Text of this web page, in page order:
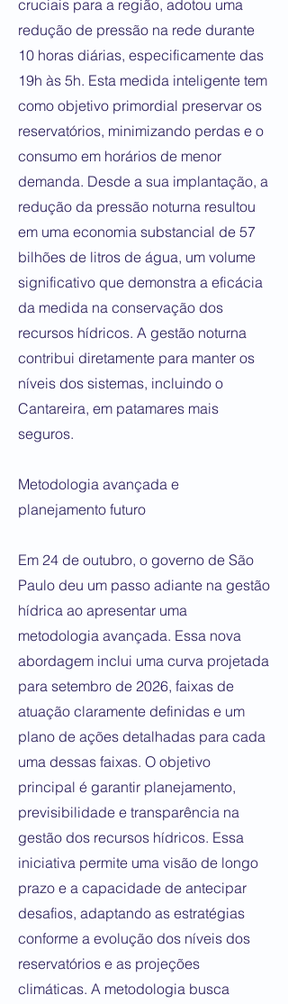
cruciais para a região, adotou uma
redução de pressão na rede durante
10 horas diárias, especificamente das
19h às 5h. Esta medida inteligente tem
como objetivo primordial preservar os
reservatórios, minimizando perdas e o
consumo em horários de menor
demanda. Desde a sua implantação, a
redução da pressão noturna resultou
em uma economia substancial de 57
bilhões de litros de água, um volume
significativo que demonstra a eficácia
da medida na conservação dos
recursos hídricos. A gestão noturna
contribui diretamente para manter os
níveis dos sistemas, incluindo o
Cantareira, em patamares mais
seguros.
Metodologia avançada e
planejamento futuro
Em 24 de outubro, o governo de São
Paulo deu um passo adiante na gestão
hídrica ao apresentar uma
metodologia avançada. Essa nova
abordagem inclui uma curva projetada
para setembro de 2026, faixas de
atuação claramente definidas e um
plano de ações detalhadas para cada
uma dessas faixas. O objetivo
principal é garantir planejamento,
previsibilidade e transparência na
gestão dos recursos hídricos. Essa
iniciativa permite uma visão de longo
prazo e a capacidade de antecipar
desafios, adaptando as estratégias
conforme a evolução dos níveis dos
reservatórios e as projeções
climáticas. A metodologia busca